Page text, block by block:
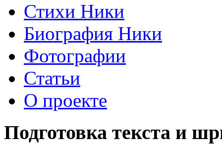
Стихи Ники
Биография Ники
Фотографии
Статьи
О проекте
Подготовка текста и